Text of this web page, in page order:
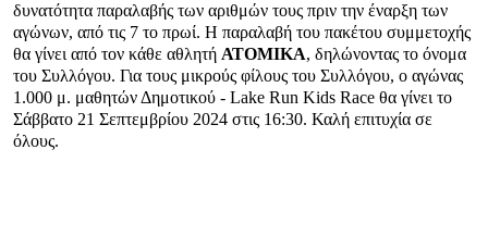
δυνατότητα παραλαβής των αριθμών τους πριν την έναρξη των
αγώνων, από τις 7 το πρωί. H παραλαβή του πακέτου συμμετοχής
θα γίνει από τον κάθε αθλητή ΑΤΟΜΙΚΑ, δηλώνοντας το όνομα
του Συλλόγου. Για τους μικρούς φίλους του Συλλόγου, ο αγώνας
1.000 μ. μαθητών Δημοτικού - Lake Run Kids Race θα γίνει το
Σάββατο 21 Σεπτεμβρίου 2024 στις 16:30. Καλή επιτυχία σε
όλους.